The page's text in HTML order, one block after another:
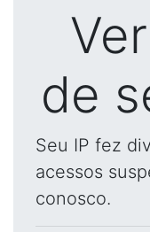
de
Seu IP fez
acessos
conosco.